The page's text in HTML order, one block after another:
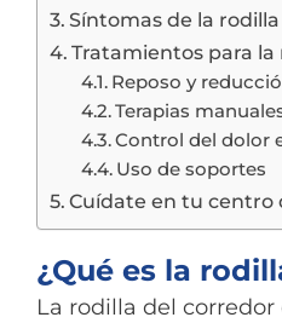
Síntomas de la
Tratamientos para
Reposo y
Terapias
Control del dolor
Uso de soportes
Cuídate en tu centro
¿Qué es la
La rodilla del